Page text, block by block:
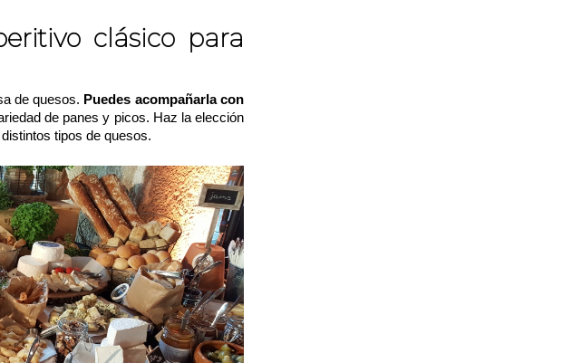
clásico para
de quesos. Puedes acompañarla con
de panes y picos. Haz la elección
tipos de quesos.